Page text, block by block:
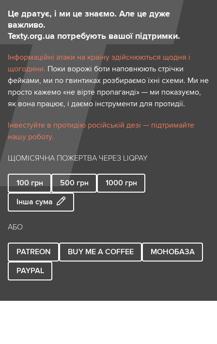
Це дратує, і ми це знаємо. Але це дуже
важливо.
Texty.org.ua потребують вашої підтримки.
Інформаційні атаки на країну здійснюються щодня і
щогодини. Поки ворожі боти наповнюють стрічки
фейками, ми по гвинтиках розбираємо їхні схеми. Ми не
просто кажемо «не вірте пропаганді» — ми показуємо,
як вона працює, і даємо інструменти для протидії.
Інвестуйте в протидію російській дезі — підтримайте
нашу роботу.
ЩОМІСЯЧНА ПОЖЕРТВА ЧЕРЕЗ LIQPAY
100 грн 500 грн 1000 грн
Інша сума
АБО
PATREON BUY ME A COFFEE
МОНОБАЗА
PAYPAL